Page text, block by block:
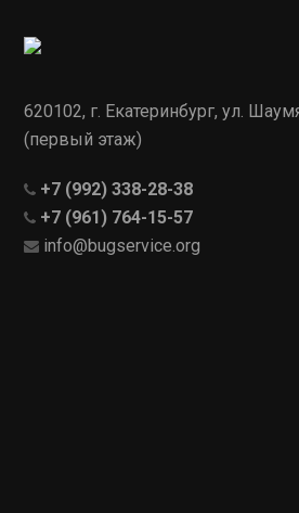
620102, г. Екатеринбург, ул.
(первый этаж)
+7 (992) 338-28-38
+7 (961) 764-15-57
info@bugservice.org